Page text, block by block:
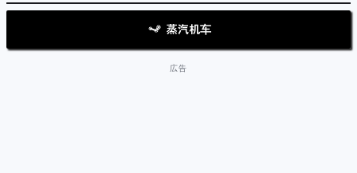
蒸汽机车